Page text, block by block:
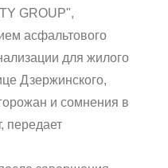
GROUP",
асфальтового
для жилого
Дзержинского,
и сомнения в
передает